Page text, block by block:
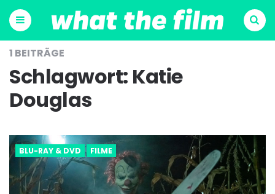
Menu
Suchen
1 BEITRÄGE
Schlagwort: Katie
Douglas
BLU-RAY & DVD FILME